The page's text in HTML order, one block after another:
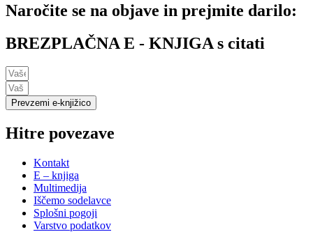
Naročite se na objave in prejmite darilo:
BREZPLAČNA E - KNJIGA s citati
Prevzemi e-knjižico
Hitre povezave
Kontakt
E – knjiga
Multimedija
Iščemo sodelavce
Splošni pogoji
Varstvo podatkov